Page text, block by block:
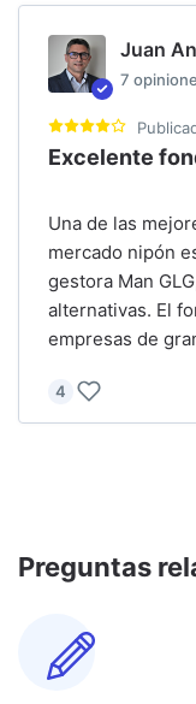
Juan
7
Excelente
Una de las
mercado nipón
gestora Man
alternativas. El
empresas de
4
Preguntas